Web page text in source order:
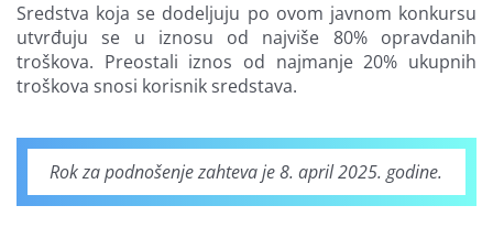
Sredstva koja se dodeljuju po ovom javnom konkursu
utvrđuju se u iznosu od najviše 80% opravdanih
troškova. Preostali iznos od najmanje 20% ukupnih
troškova snosi korisnik sredstava.
Rok za podnošenje zahteva je 8. april 2025. godine.